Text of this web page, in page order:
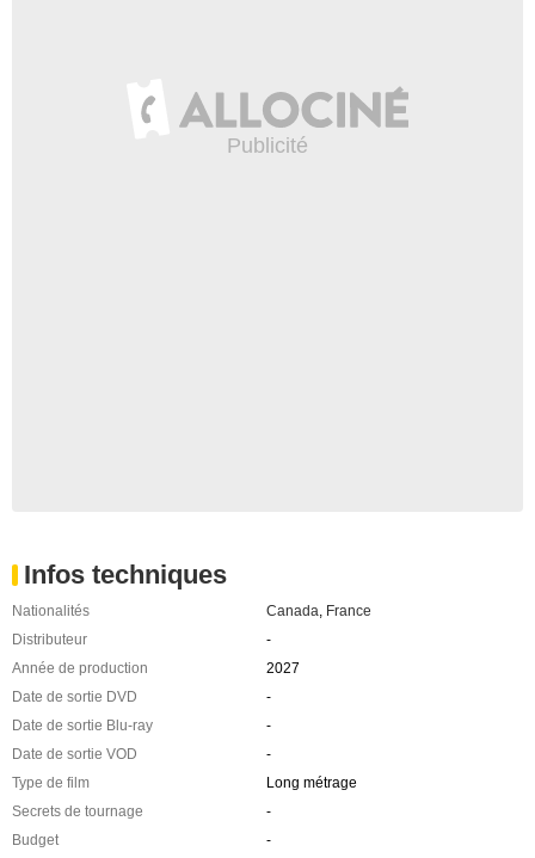
Infos techniques
Nationalités Canada France
Distributeur
-
Année de production
2027
Date de sortie DVD
-
Date de sortie Blu-ray
-
Date de sortie VOD
-
Type de film
Long métrage
Secrets de tournage
-
Budget
-